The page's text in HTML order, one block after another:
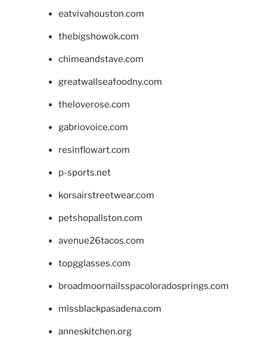
eatvivahouston.com
thebigshowok.com
chimeandstave.com
greatwallseafoodny.com
theloverose.com
gabriovoice.com
resinflowart.com
p-sports.net
korsairstreetwear.com
petshopallston.com
avenue26tacos.com
topgglasses.com
broadmoornailsspacoloradosprings.com
missblackpasadena.com
anneskitchen.org